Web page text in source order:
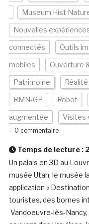
Museum Hist
Nouvelles
connectés Outils
mobiles Ouverture
Patrimoine
RMN-GP Robot
augmentée Visites
0 commentaire
Temps de lecture :
Un palais en 3D au
musée Utah, le musée
application «
touristes, des bornes
Vandoeuvre-lès-Nancy,